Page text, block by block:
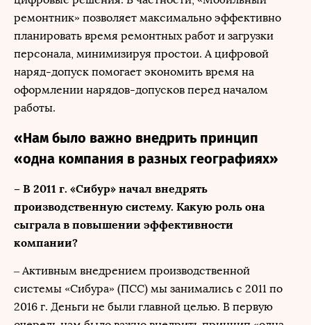
ремонтник» позволяет максимально эффективно
планировать время ремонтных работ и загрузки
персонала, минимизируя простои. А цифровой
наряд-допуск помогает экономить время на
оформлении нарядов-допусков перед началом
работы.
«Нам было важно внедрить принцип
«одна компания в разных географиях»
– В 2011 г. «Сибур» начал внедрять
производственную систему. Какую роль она
сыграла в повышении эффективности
компании?
– Активным внедрением производственной
системы «Сибура» (ПСС) мы занимались с 2011 по
2016 г. Деньги не были главной целью. В первую